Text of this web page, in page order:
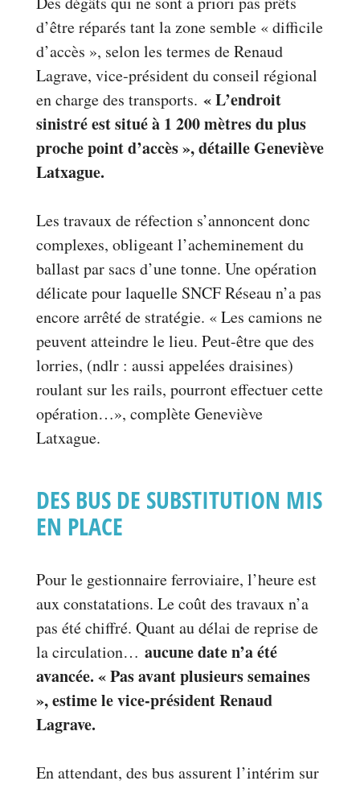
d’être réparés tant la zone semble « difficile
d’accès », selon les termes de Renaud
Lagrave, vice-président du conseil régional
en charge des transports. « L’endroit
sinistré est situé à 1 200 mètres du plus
proche point d’accès », détaille Geneviève
Latxague.
Les travaux de réfection s’annoncent donc
complexes, obligeant l’acheminement du
ballast par sacs d’une tonne. Une opération
délicate pour laquelle SNCF Réseau n’a pas
encore arrêté de stratégie. « Les camions ne
peuvent atteindre le lieu. Peut-être que des
lorries, (ndlr : aussi appelées draisines)
roulant sur les rails, pourront effectuer cette
opération…», complète Geneviève
Latxague.
DES BUS DE SUBSTITUTION MIS
EN PLACE
Pour le gestionnaire ferroviaire, l’heure est
aux constatations. Le coût des travaux n’a
pas été chiffré. Quant au délai de reprise de
la circulation… aucune date n’a été
avancée. « Pas avant plusieurs semaines
», estime le vice-président Renaud
Lagrave.
En attendant, des bus assurent l’intérim sur